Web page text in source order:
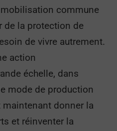
commune
de la protection de
de vivre autrement.
action
échelle, dans
mode de production
donner la
et réinventer la